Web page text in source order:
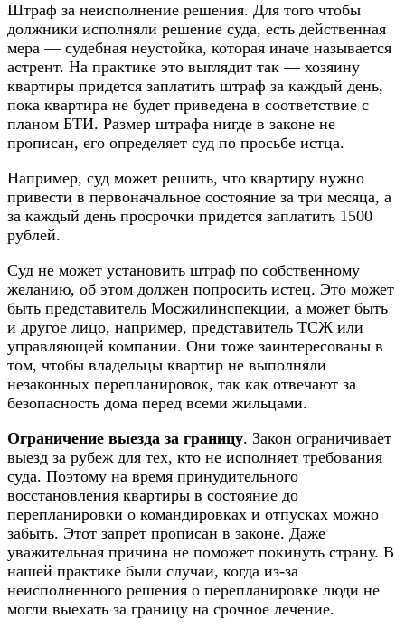
Штраф за неисполнение решения. Для того чтобы
должники исполняли решение суда, есть действенная
мера — судебная неустойка, которая иначе называется
астрент. На практике это выглядит так — хозяину
квартиры придется заплатить штраф за каждый день,
пока квартира не будет приведена в соответствие с
планом БТИ. Размер штрафа нигде в законе не
прописан, его определяет суд по просьбе истца.
Например, суд может решить, что квартиру нужно
привести в первоначальное состояние за три месяца, а
за каждый день просрочки придется заплатить 1500
рублей.
Суд не может установить штраф по собственному
желанию, об этом должен попросить истец. Это может
быть представитель Мосжилинспекции, а может быть
и другое лицо, например, представитель ТСЖ или
управляющей компании. Они тоже заинтересованы в
том, чтобы владельцы квартир не выполняли
незаконных перепланировок, так как отвечают за
безопасность дома перед всеми жильцами.
Ограничение выезда за границу. Закон ограничивает
выезд за рубеж для тех, кто не исполняет требования
суда. Поэтому на время принудительного
восстановления квартиры в состояние до
перепланировки о командировках и отпусках можно
забыть. Этот запрет прописан в законе. Даже
уважительная причина не поможет покинуть страну. В
нашей практике были случаи, когда из-за
неисполненного решения о перепланировке люди не
могли выехать за границу на срочное лечение.